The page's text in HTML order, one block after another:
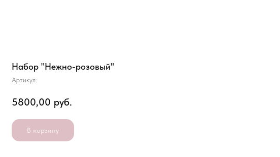
Набор "Нежно-розовый"
Артикул:
5800,00 руб.
В корзину